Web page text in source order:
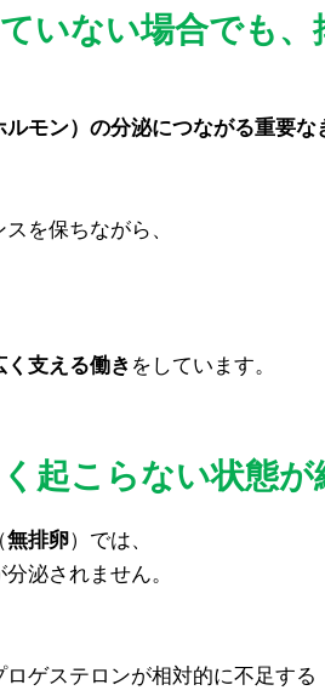
いない場合でも、
モン）の分泌につながる重要な
を保ちながら、
く支える働き をしています。
起こらない状態
無排卵）では、
泌されません。
ゲステロンが相対的に不足する